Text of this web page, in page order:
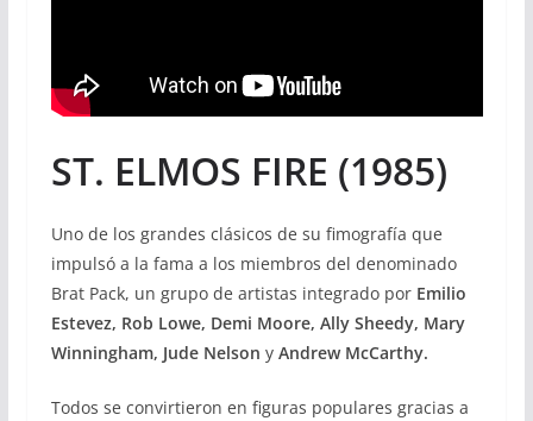
ST. ELMOS FIRE (1985)
Uno de los grandes clásicos de su fimografía que
impulsó a la fama a los miembros del denominado
Brat Pack, un grupo de artistas integrado porEmilio
Estevez, Rob Lowe, Demi Moore, Ally Sheedy, Mary
Winningham, Jude Nelson yAndrew McCarthy.
Todos se convirtieron en figuras populares gracias a